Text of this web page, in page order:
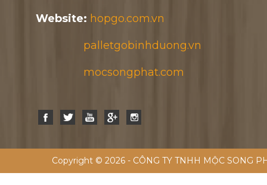
Website: hopgo.com.vn
palletgobinhduong.vn
mocsongphat.com
Copyright © 2026 - CÔNG TY TNHH MỘC SONG